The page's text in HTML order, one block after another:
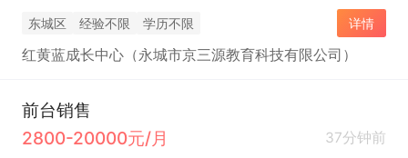
东城区 经验不限 学历不限 详情
红黄蓝成长中心（永城市京三源教育科技有限公司）
前台销售
2800-20000元/月
37分钟前